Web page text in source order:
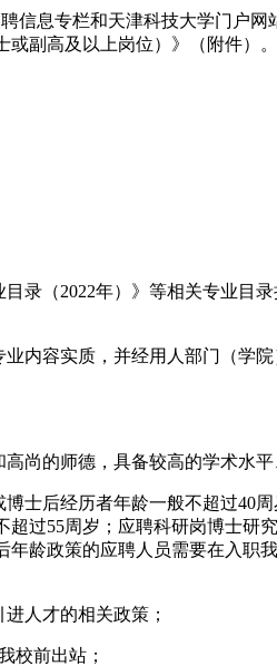
信息专栏和天津科技大学门户
副高及以上岗位）》（附件）。
录（2022年）》等相关专业目
内容实质，并经用人部门（学
尚的师德，具备较高的学术水
士后经历者年龄一般不超过40
过55周岁；应聘科研岗博士
龄政策的应聘人员需要在入职
人才的相关政策；
校前出站；